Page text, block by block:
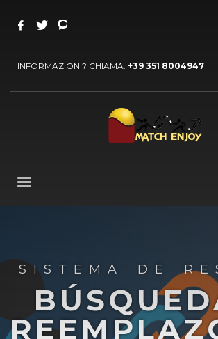
INFORMAZIONI? CHIAMA: +39 351 8004947
SISTEMA DE